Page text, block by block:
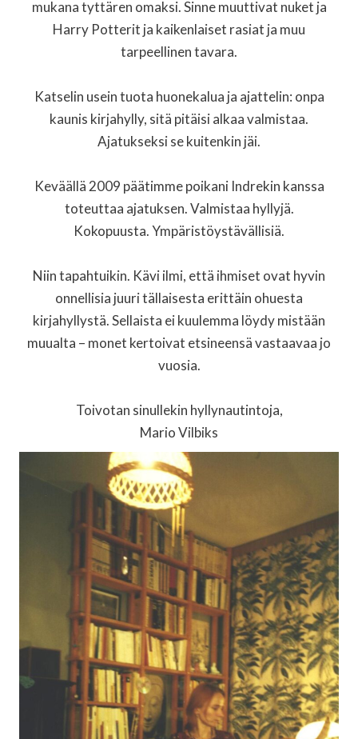
mukana tyttären omaksi. Sinne muuttivat nuket ja
Harry Potterit ja kaikenlaiset rasiat ja muu
tarpeellinen tavara.
Katselin usein tuota huonekalua ja ajattelin: onpa
kaunis kirjahylly, sitä pitäisi alkaa valmistaa.
Ajatukseksi se kuitenkin jäi.
Keväällä 2009 päätimme poikani Indrekin kanssa
toteuttaa ajatuksen. Valmistaa hyllyjä.
Kokopuusta. Ympäristöystävällisiä.
Niin tapahtuikin. Kävi ilmi, että ihmiset ovat hyvin
onnellisia juuri tällaisesta erittäin ohuesta
kirjahyllystä. Sellaista ei kuulemma löydy mistään
muualta – monet kertoivat etsineensä vastaavaa jo
vuosia.
Toivotan sinullekin hyllynautintoja,
Mario Vilbiks